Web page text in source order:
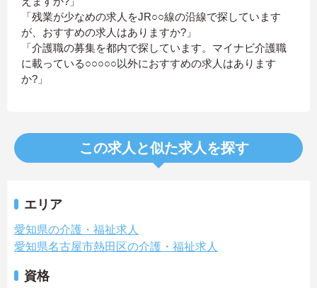
「残業が少なめの求人をJR○○線の沿線で探しています
が、おすすめの求人はありますか?」
「介護職の募集を都内で探しています。マイナビ介護職
に載っている○○○○○以外におすすめの求人はあります
か?」
この求人と似た求人を探す
エリア
愛知県の介護・福祉求人
愛知県名古屋市熱田区の介護・福祉求人
資格